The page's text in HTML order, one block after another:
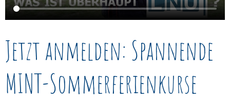
Jetzt anmelden: Spannende
MINT-Sommerferienkurse